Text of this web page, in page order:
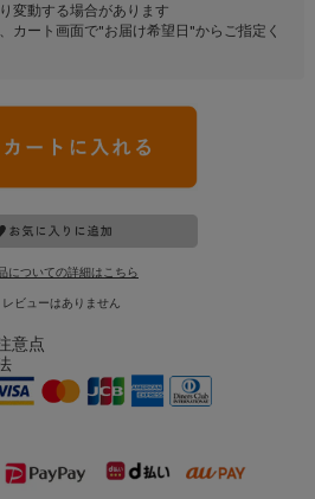
変動する場合があります
カート画面で"お届け希望日"からご指定く
についての詳細はこちら
レビューはありません
意点